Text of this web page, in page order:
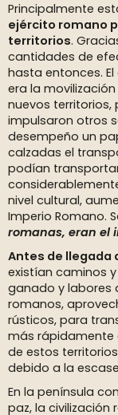
Principalmente
ejército romano
territorios.
cantidades de
hasta entonces.
era la
nuevos territorios,
impulsaron otros
desempeño un
calzadas el
podían
nivel cultural,
Imperio Romano.
romanas, eran el
Antes de llegada
existían caminos
ganado y labores
romanos,
rústicos, para
más rápidamente
de estos
debido a la
En la península
paz, la civilización